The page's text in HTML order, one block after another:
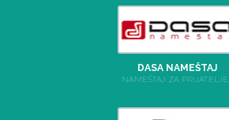
DASA NAMEŠTAJ
NAMEŠTAJ ZA PRIJATELJE...